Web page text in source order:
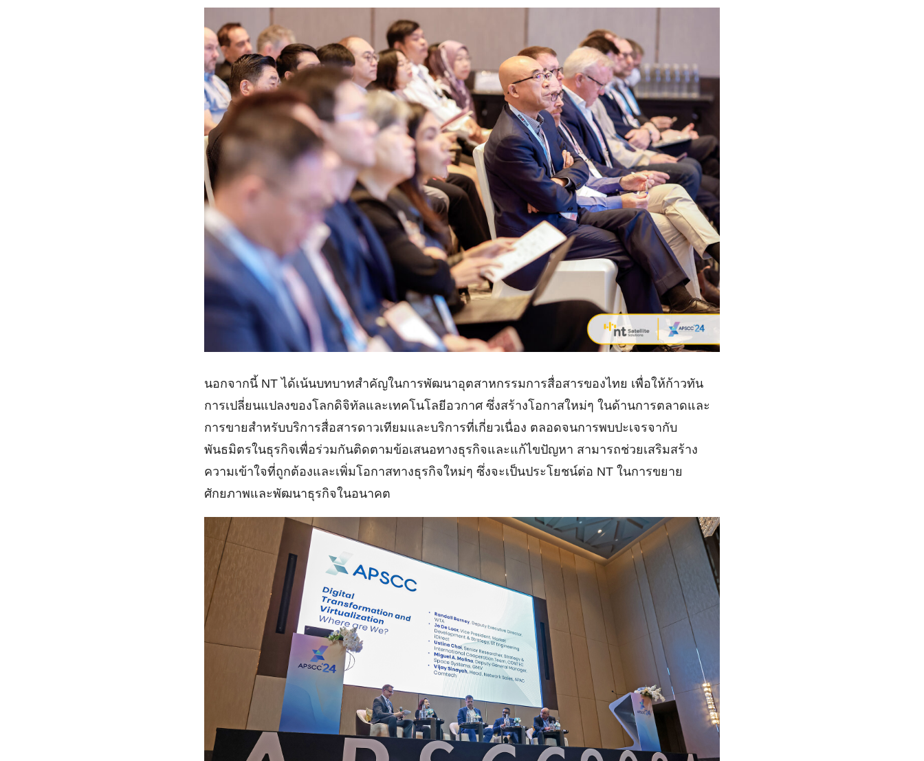
Search
for:
Search
นอกจากนี้ NT ได้เน้นบทบาทสำคัญในการพัฒนาอุตสาหกรรมการสื่อสารของไทย เพื่อให้ก้าวทัน
การเปลี่ยนแปลงของโลกดิจิทัลและเทคโนโลยีอวกาศ ซึ่งสร้างโอกาสใหม่ๆ ในด้านการตลาดและ
การขายสำหรับบริการสื่อสารดาวเทียมและบริการที่เกี่ยวเนื่อง ตลอดจนการพบปะเจรจากับ
พันธมิตรในธุรกิจเพื่อร่วมกันติดตามข้อเสนอทางธุรกิจและแก้ไขปัญหา สามารถช่วยเสริมสร้าง
ความเข้าใจที่ถูกต้องและเพิ่มโอกาสทางธุรกิจใหม่ๆ ซึ่งจะเป็นประโยชน์ต่อ NT ในการขยาย
ศักยภาพและพัฒนาธุรกิจในอนาคต